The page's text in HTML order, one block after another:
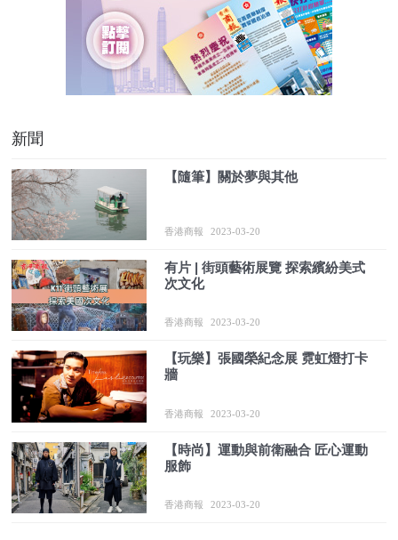
新聞
【隨筆】關於夢與其他
香港商報 2023-03-20
有片 | 街頭藝術展覽 探索繽紛美式
次文化
香港商報 2023-03-20
【玩樂】張國榮紀念展 霓虹燈打卡
牆
香港商報 2023-03-20
【時尚】運動與前衛融合 匠心運動
服飾
香港商報 2023-03-20